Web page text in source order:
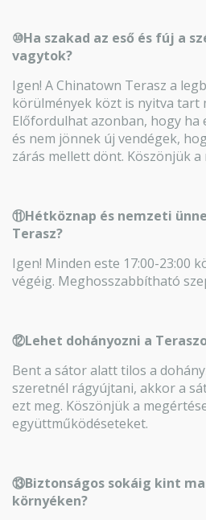
⑩Ha szakad az eső és fúj a
vagytok?
Igen! A Chinatown Terasz a
körülmények közt is nyitva tart
Előfordulhat azonban, hogy ha
és nem jönnek új vendégek,
zárás mellett dönt. Köszönjük
⑪Hétköznap és nemzeti
Terasz?
Igen! Minden este 17:00-23:00
végéig. Meghosszabbítható
⑫Lehet dohányozni a
Bent a sátor alatt tilos a
szeretnél rágyújtani, akkor a
ezt meg. Köszönjük a
együttműködéseteket.
⑬Biztonságos sokáig kint
környéken?